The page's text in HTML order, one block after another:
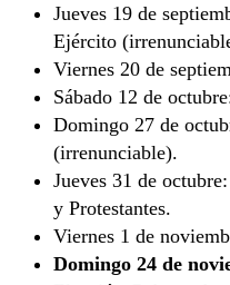
Jueves 19 de
Ejército
Viernes 20 de
Sábado 12 de
Domingo 27 de
(irrenunciable).
Jueves 31 de
y Protestantes.
Viernes 1 de
Domingo 24 de